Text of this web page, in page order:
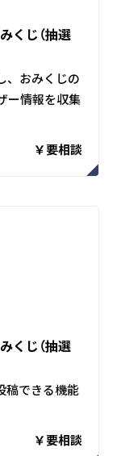
くじ（抽選
、おみくじの
ー情報を収集
￥要相談
くじ（抽選
稿できる機能
￥要相談